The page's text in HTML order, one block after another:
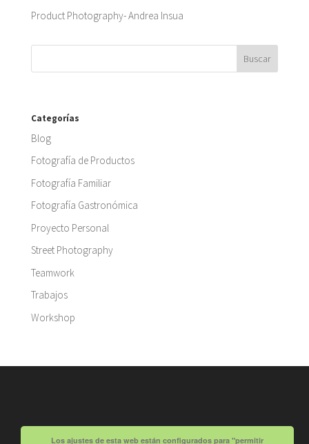
Product Photography- Andrea Insua
Categorías
Blog
Fotografía de Productos
Fotografía Familiar
Fotografía Gastronómica
Proyecto Personal
Street Photography
Teamwork
Trabajos
Workshop
Los ajustes de esta web están configurados para "permitir